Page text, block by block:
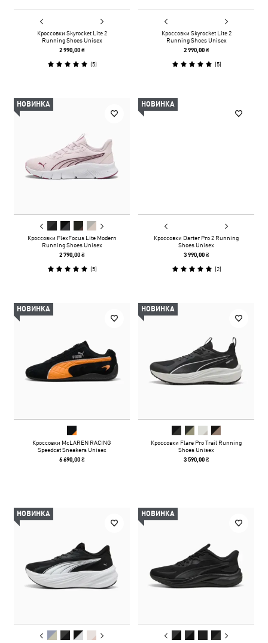
Кроссовки Skyrocket Lite 2
Running Shoes Unisex
2 990,00 ₴
(5)
Кроссовки Skyrocket Lite 2
Running Shoes Unisex
2 990,00 ₴
(5)
НОВИНКА
Кроссовки FlexFocus Lite Modern
Running Shoes Unisex
2 790,00 ₴
(5)
НОВИНКА
Кроссовки Darter Pro 2 Running
Shoes Unisex
3 990,00 ₴
(2)
НОВИНКА
Кроссовки McLAREN RACING
Speedcat Sneakers Unisex
6 690,00 ₴
НОВИНКА
Кроссовки Flare Pro Trail Running
Shoes Unisex
3 590,00 ₴
НОВИНКА НОВИНКА